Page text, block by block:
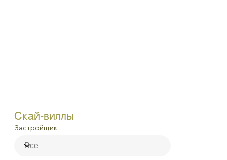
Скай-виллы
Застройщик